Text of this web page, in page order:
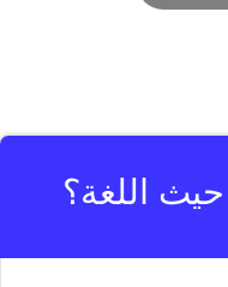
حيث اللغة؟